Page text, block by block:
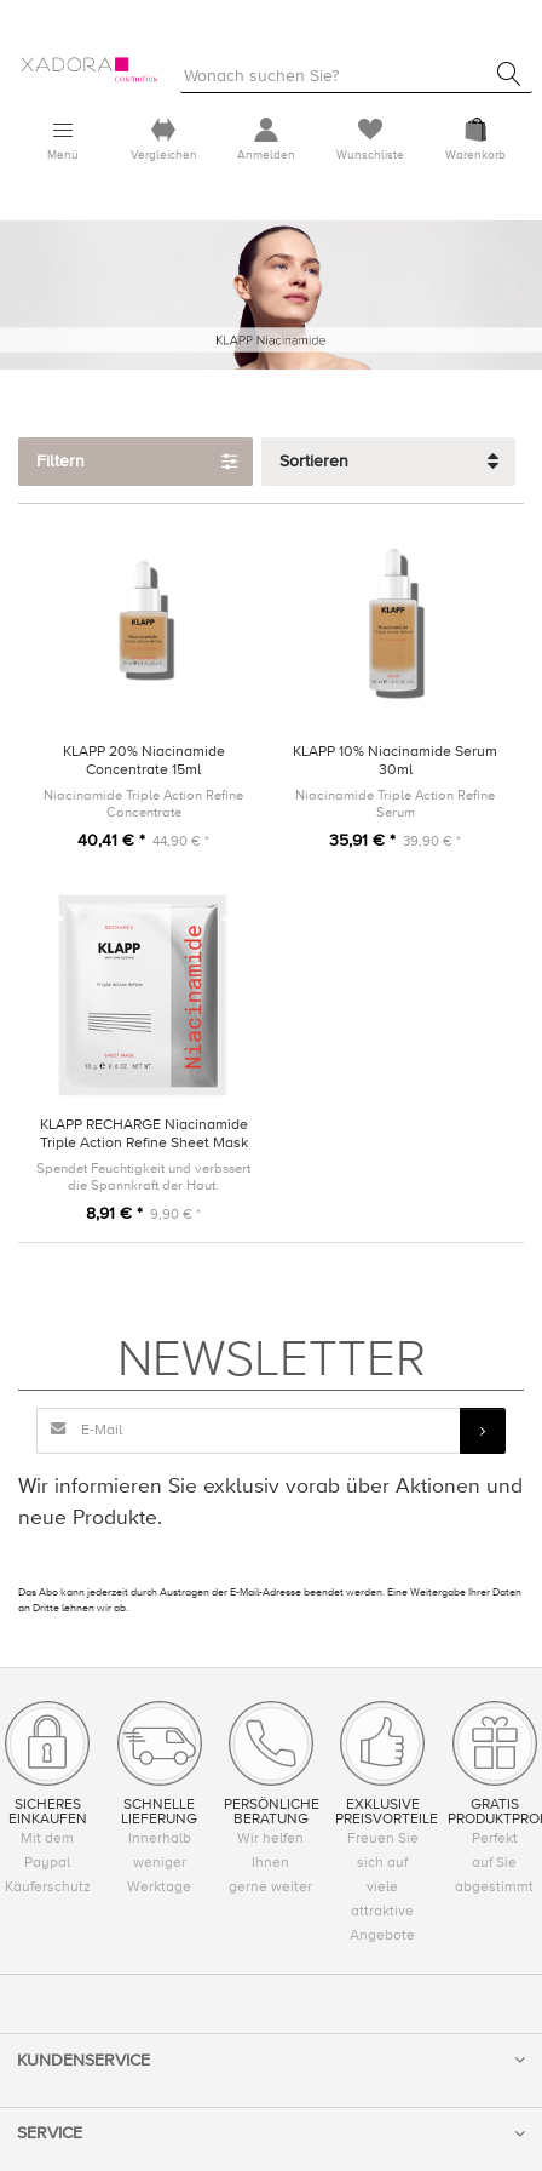
Menü Vergleichen Anmelden Wunschliste Warenkorb
Filtern Sortieren
KLAPP 20% Niacinamide
Concentrate 15ml
Niacinamide Triple Action Refine
Concentrate
40,41 € * 44,90 € *
KLAPP 10% Niacinamide Serum
30ml
Niacinamide Triple Action Refine
Serum
35,91 € * 39,90 € *
KLAPP RECHARGE Niacinamide
Triple Action Refine Sheet Mask
1 Stück
Spendet Feuchtigkeit und verbssert
die Spannkraft der Haut.
8,91 € * 9,90 € *
NEWSLETTER
Wir informieren Sie exklusiv vorab über Aktionen und
neue Produkte.
Das Abo kann jederzeit durch Austragen der E-Mail-Adresse beendet werden. Eine Weitergabe Ihrer Daten
an Dritte lehnen wir ab.
SICHERES
EINKAUFEN
Mit dem
Paypal
Käuferschutz
SCHNELLE
LIEFERUNG
Innerhalb
weniger
Werktage
PERSÖNLICHE
BERATUNG
Wir helfen
Ihnen
gerne weiter
EXKLUSIVE
PREISVORTEILE
Freuen Sie
sich auf
viele
attraktive
Angebote
GRATIS
Perfekt
auf Sie
abgestimmt
KUNDENSERVICE
SERVICE